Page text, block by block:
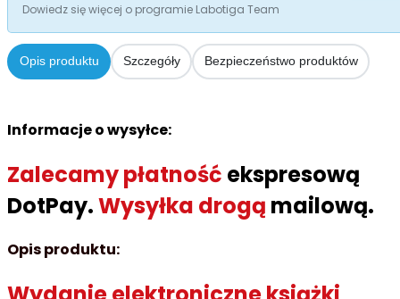
Dowiedz się więcej o programie Labotiga Team
Opis produktu Szczegóły Bezpieczeństwo produktów
Informacje o wysyłce:
Zalecamy płatność ekspresową
DotPay.Wysyłka drogą mailową.
Opis produktu: